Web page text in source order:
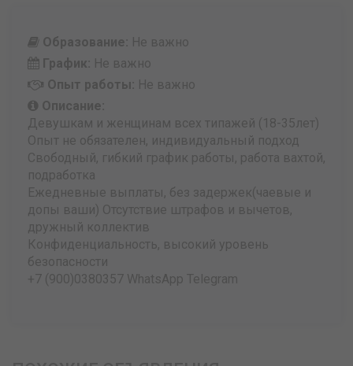
Образование: Не важно
График: Не важно
Опыт работы: Не важно
Описание:
Девушкам и женщинам всех типажей (18-35лет)
Опыт не обязателен, индивидуальный подход
Свободный, гибкий график работы, работа вахтой,
подработка
Ежедневные выплаты, без задержек(чаевые и
допы ваши) Отсутствие штрафов и вычетов,
дружный коллектив
Конфиденциальность, высокий уровень
безопасности
+7 (900)0380357 WhatsApp Telegram